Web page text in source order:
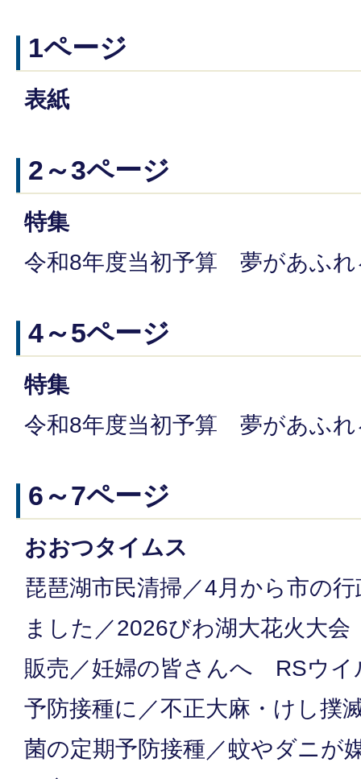
1ページ
表紙
2～3ページ
特集
令和8年度当初予算 夢があふれ
4～5ページ
特集
令和8年度当初予算 夢があふれ
6～7ページ
おおつタイムス
琵琶湖市民清掃／4月から市の
ました／2026びわ湖大花火大
販売／妊婦の皆さんへ RSウイ
予防接種に／不正大麻・けし撲
菌の定期予防接種／蚊やダニが